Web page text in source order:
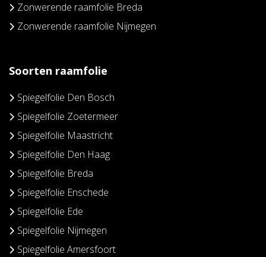
Zonwerende raamfolie Breda
Zonwerende raamfolie Nijmegen
Soorten raamfolie
Spiegelfolie Den Bosch
Spiegelfolie Zoetermeer
Spiegelfolie Maastricht
Spiegelfolie Den Haag
Spiegelfolie Breda
Spiegelfolie Enschede
Spiegelfolie Ede
Spiegelfolie Nijmegen
Spiegelfolie Amersfoort